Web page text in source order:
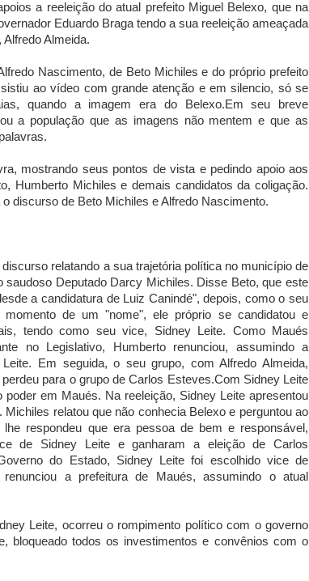
a reeleição do atual prefeito Miguel Belexo, que na
Eduardo Braga tendo a sua reeleição ameaçada
Almeida.
Nascimento, de Beto Michiles e do próprio prefeito
ao vídeo com grande atenção e em silencio, só se
quando a imagem era do Belexo.Em seu breve
a população que as imagens não mentem e que as
mostrando seus pontos de vista e pedindo apoio aos
Humberto Michiles e demais candidatos da coligação.
discurso de Beto Michiles e Alfredo Nascimento.
relatando a sua trajetória política no município de
saudoso Deputado Darcy Michiles. Disse Beto, que este
a candidatura de Luiz Canindé", depois, como o seu
momento de um "nome", ele próprio se candidatou e
tendo como seu vice, Sidney Leite. Como Maués
no Legislativo, Humberto renunciou, assumindo a
Em seguida, o seu grupo, com Alfredo Almeida,
para o grupo de Carlos Esteves.Com Sidney Leite
em Maués. Na reeleição, Sidney Leite apresentou
relatou que não conhecia Belexo e perguntou ao
respondeu que era pessoa de bem e responsável,
de Sidney Leite e ganharam a eleição de Carlos
do Estado, Sidney Leite foi escolhido vice de
a prefeitura de Maués, assumindo o atual
Leite, ocorreu o rompimento político com o governo
bloqueado todos os investimentos e convênios com o